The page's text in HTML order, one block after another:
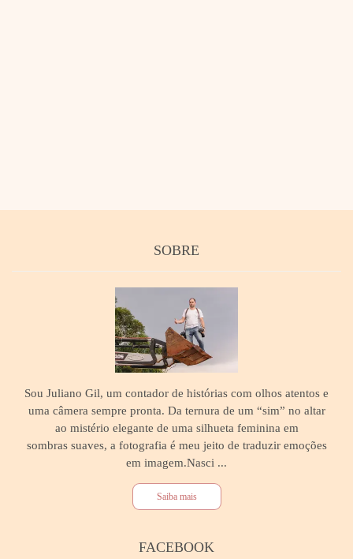
SOBRE
Sou Juliano Gil, um contador de histórias com olhos atentos e
uma câmera sempre pronta. Da ternura de um “sim” no altar
ao mistério elegante de uma silhueta feminina em
sombras suaves, a fotografia é meu jeito de traduzir emoções
em imagem.Nasci ...
Saiba mais
FACEBOOK